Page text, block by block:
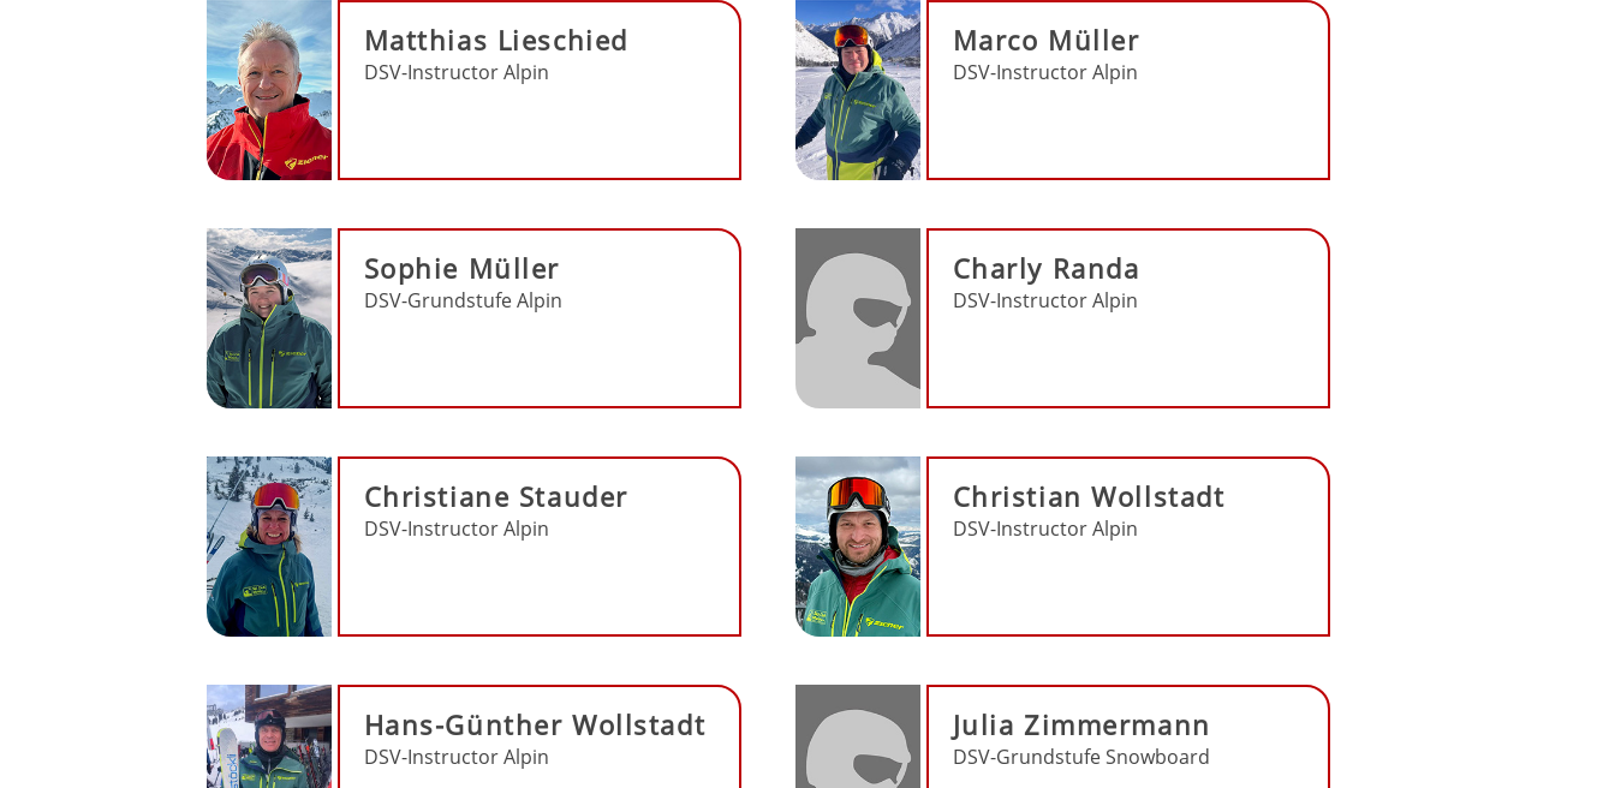
Matthias Lieschied
DSV-Instructor Alpin
Marco Müller
DSV-Instructor Alpin
Sophie Müller
DSV-Grundstufe Alpin
Charly Randa
DSV-Instructor Alpin
Christiane Stauder
DSV-Instructor Alpin
Christian Wollstadt
DSV-Instructor Alpin
Hans-Günther Wollstadt
DSV-Instructor Alpin
Julia Zimmermann
DSV-Grundstufe Snowboard